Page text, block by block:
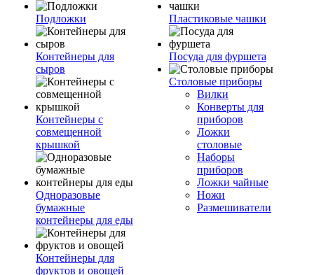
Подложки
Контейнеры для
сыров
Контейнеры с
совмещенной
крышкой
Одноразовые
бумажные
контейнеры для еды
Контейнеры для
фруктов и овощей
Пластиковые чашки
Посуда для фуршета
Столовые приборы
Вилки
Конверты для
приборов
Ложки
столовые
Наборы
приборов
Ложки чайные
Ножи
Размешиватели